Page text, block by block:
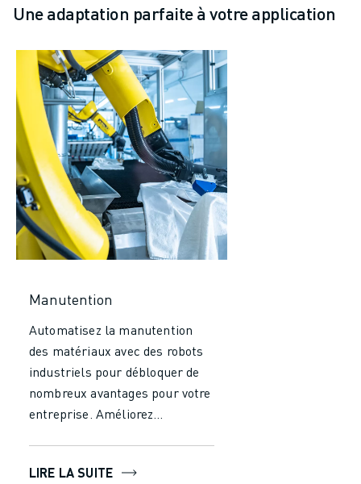
Une adaptation parfaite à votre application
Manutention
Automatisez la manutention
des matériaux avec des robots
industriels pour débloquer de
nombreux avantages pour votre
entreprise. Améliorez
en réduisant le temps et les
LIRE LA SUITE